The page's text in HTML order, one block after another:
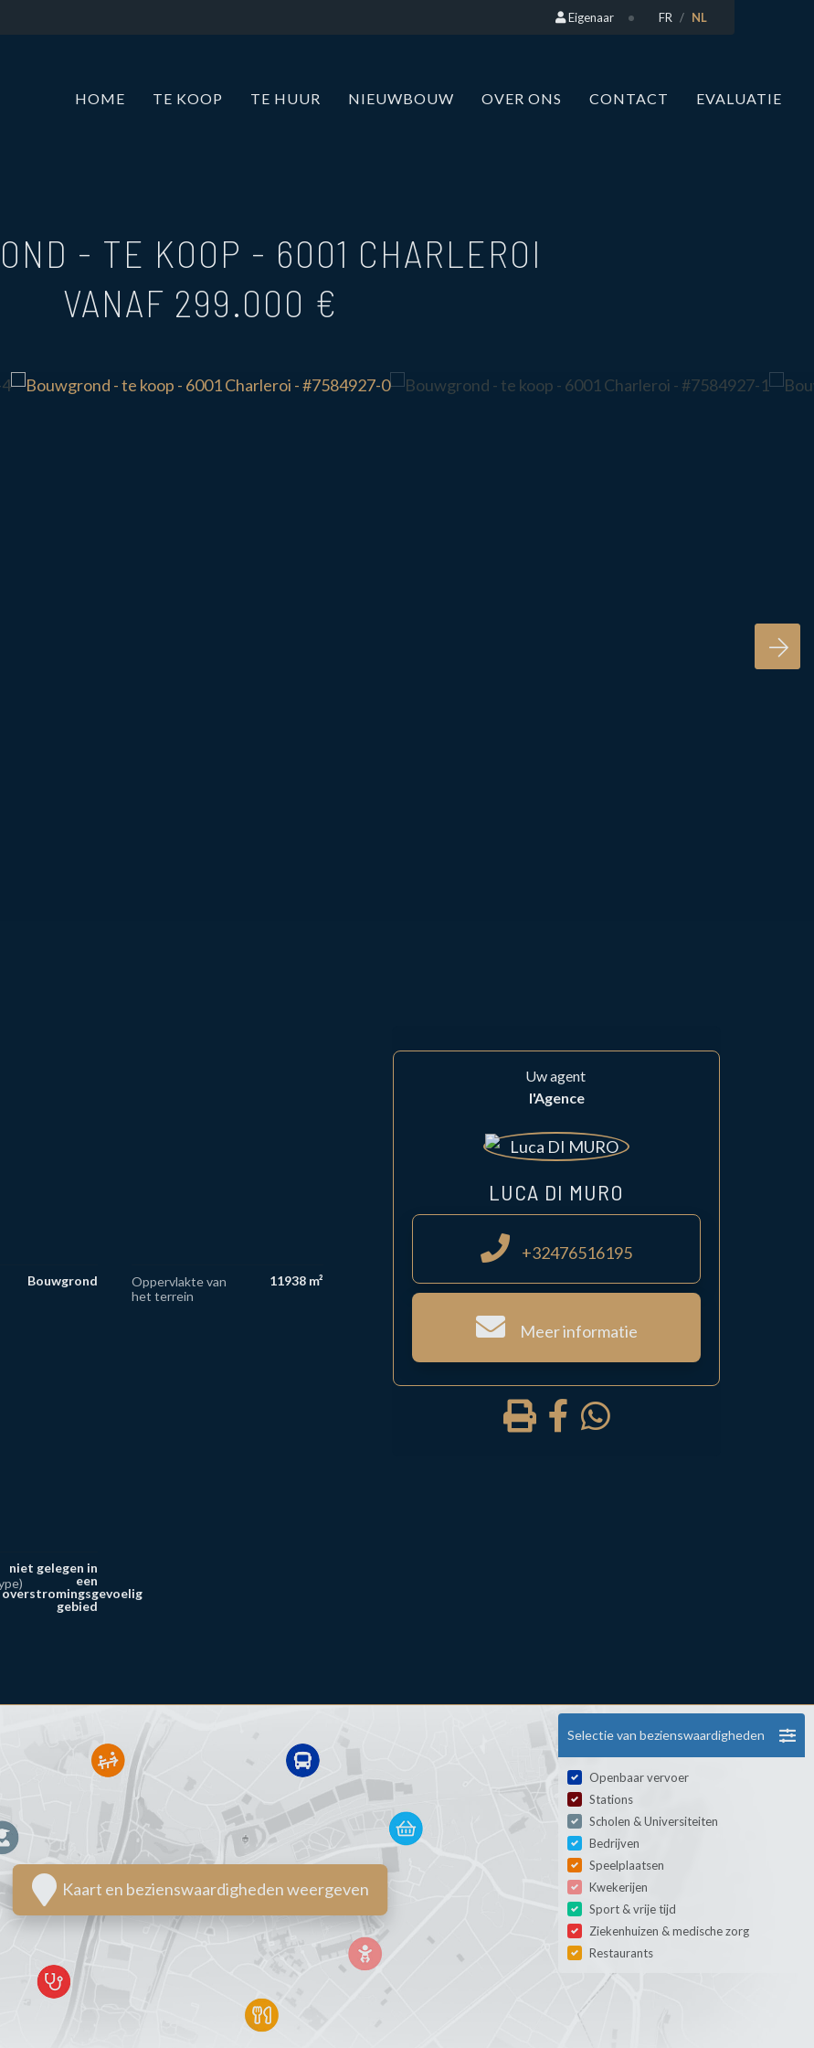
Eigenaar FR NL
HOME TE KOOP TE HUUR NIEUWBOUW OVER ONS CONTACT EVALUATIE
- TE KOOP - 6001 CHARLEROI
VANAF 299.000 €
Bouwgrond
Oppervlakte van
het terrein
11938 m²
niet gelegen in
een
overstromingsgevoelig
gebied
Uw agent
l'Agence
LUCA DI MURO
+32476516195
Meer informatie
Selectie van bezienswaardigheden
Openbaar vervoer
Stations
Scholen & Universiteiten
Bedrijven
Speelplaatsen
Kwekerijen
Sport & vrije tijd
Ziekenhuizen & medische zorg
Restaurants
Kaart en bezienswaardigheden weergeven